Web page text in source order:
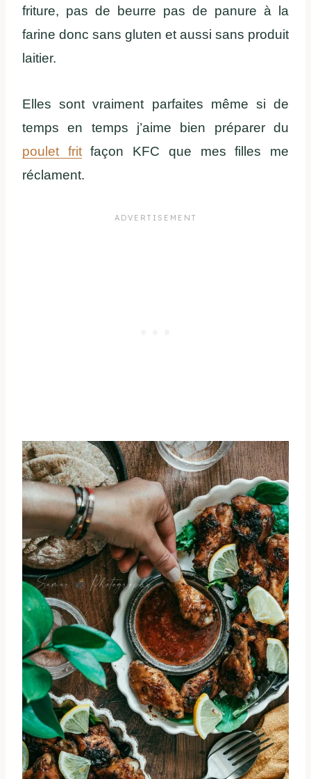
friture, pas de beurre pas de panure à la
farine donc sans gluten et aussi sans produit
laitier.
Elles sont vraiment parfaites même si de
temps en temps j’aime bien préparer du
poulet fritfaçon KFC que mes filles me
réclament.